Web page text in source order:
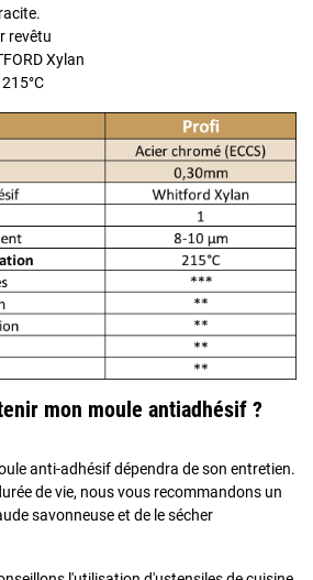
revêtu
Xylan
mon moule antiadhésif ?
anti-adhésif dépendra de son entretien.
de vie, nous vous recommandons un
savonneuse et de le sécher